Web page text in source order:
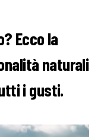
Ecco la
naturali
i gusti.